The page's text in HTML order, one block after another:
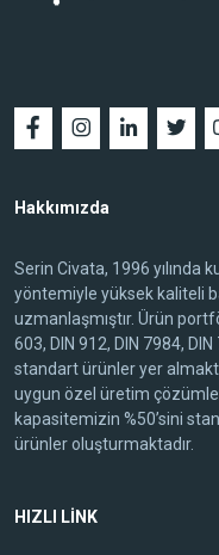
Hakkımızda
Serin Civata, 1996 yılında
yöntemiyle yüksek kaliteli
uzmanlaşmıştır. Ürün
603, DIN 912, DIN 7984,
standart ürünler yer
uygun özel üretim
kapasitemizin %50’sini
ürünler oluşturmaktadır.
HIZLI LİNK